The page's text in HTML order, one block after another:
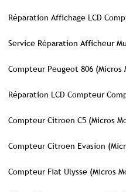
Réparation Affichage LCD
Service Réparation Afficheur
Compteur Peugeot 806
Réparation LCD Compteur
Compteur Citroen C5 (Micros
Compteur Citroen Evasion
Compteur Fiat Ulysse (Micros